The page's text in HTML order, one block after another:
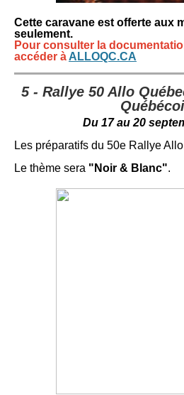
Cette caravane est offerte aux
seulement.
Pour consulter la
accéder à ALLOQC.CA
5 - Rallye 50 Allo
Du 17 au 20
Les préparatifs du 50e Rallye
Le thème sera "Noir & Blanc".